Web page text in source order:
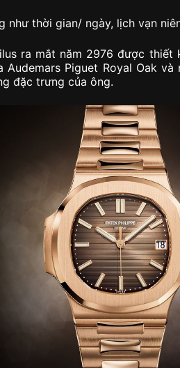
như thời gian/ ngày, lịch vạn
ra mắt năm 2976 được thiết
Audemars Piguet Royal Oak
đặc trưng của ông.